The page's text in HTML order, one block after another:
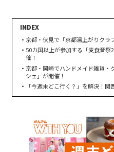
京都・伏見で「京都湯上がりクラ
50カ国以上が参加する「麦食音祭
催！
京都・岡崎でハンドメイド雑貨・
シェ」が開催！
「今週末どこ行く？」を解決！